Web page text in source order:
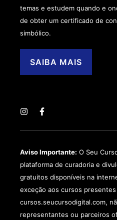
temas e estudem quando e
de obter um certificado de
simbólico.
SAIBA MAIS
Aviso Importante: O Seu
plataforma de curadoria e
gratuitos disponíveis na
exceção aos cursos
cursos.seucursodigital.com,
representantes ou parceiros